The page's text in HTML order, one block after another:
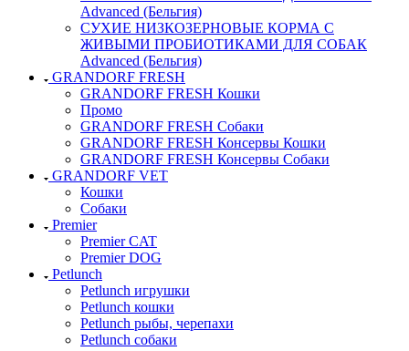
Advanced (Бельгия)
СУХИЕ НИЗКОЗЕРНОВЫЕ КОРМА С
ЖИВЫМИ ПРОБИОТИКАМИ ДЛЯ СОБАК
Advanced (Бельгия)
GRANDORF FRESH
GRANDORF FRESH Кошки
Промо
GRANDORF FRESH Собаки
GRANDORF FRESH Консервы Кошки
GRANDORF FRESH Консервы Собаки
GRANDORF VET
Кошки
Собаки
Premier
Premier CAT
Premier DOG
Petlunch
Petlunch игрушки
Petlunch кошки
Petlunch рыбы, черепахи
Petlunch собаки